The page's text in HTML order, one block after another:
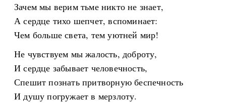
Зачем мы верим тьме никто не знает,
А сердце тихо шепчет, вспоминает:
Чем больше света, тем уютней мир!
Не чувствуем мы жалость, доброту,
И сердце забывает человечность,
Спешит познать притворную беспечность
И душу погружает в мерзлоту.